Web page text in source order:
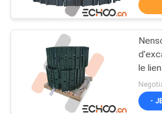
NOUS
VISITE
D'USINE
Mini pignons
d'excavatrice
le
de
-